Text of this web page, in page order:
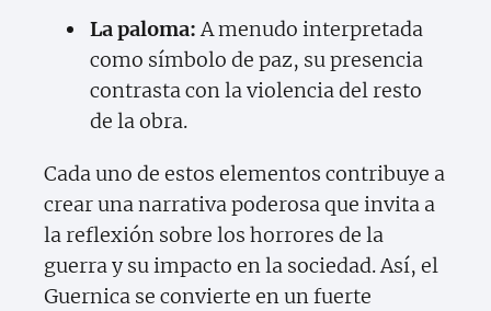
La paloma:A menudo interpretada
como símbolo de paz, su presencia
contrasta con la violencia del resto
de la obra.
Cada uno de estos elementos contribuye a
crear una narrativa poderosa que invita a
la reflexión sobre los horrores de la
guerra y su impacto en la sociedad. Así, el
Guernica se convierte en un fuerte